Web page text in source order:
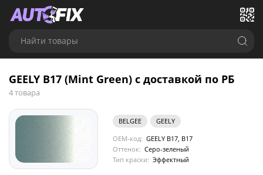
Найти товары
GEELY B17 (Mint Green) с доставкой по РБ
4 товара
BELGEE
GEELY
OEM-код: GEELY B17, B17
Оттенок: Серо-зеленый
Тип краски: Эффектный